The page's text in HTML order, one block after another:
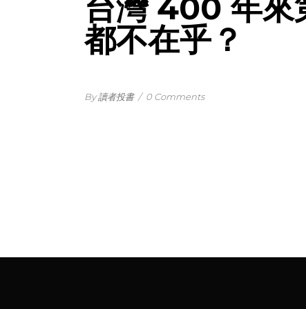
台灣 400 年來
都不在乎？
By 讀者投書 / 0 Comments